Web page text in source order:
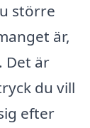
större
är,
Det är
du vill
efter